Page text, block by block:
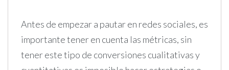
Antes de empezar a pautar en redes sociales, es
importante tener en cuenta las métricas, sin
tener este tipo de conversiones cualitativas y